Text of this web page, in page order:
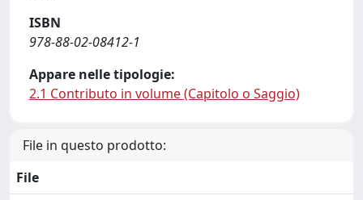
ISBN
978-88-02-08412-1
Appare nelle tipologie:
2.1 Contributo in volume (Capitolo o Saggio)
File in questo prodotto:
File